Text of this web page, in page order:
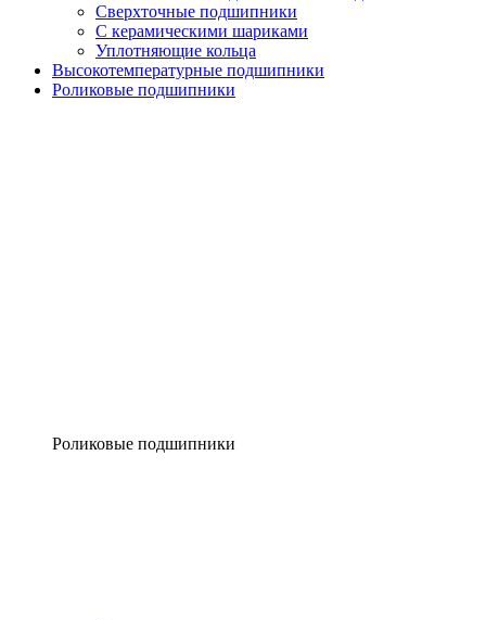
Сверхточные подшипники
С керамическими шариками
Уплотняющие кольца
Высокотемпературные подшипники
Роликовые подшипники
Роликовые подшипники